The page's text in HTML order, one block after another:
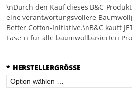
\nDurch den Kauf dieses B&C-
eine verantwortungsvollere
Better Cotton-Initiative.\nB&C kauft
Fasern für alle baumwollbasierten
* HERSTELLERGRÖSSE